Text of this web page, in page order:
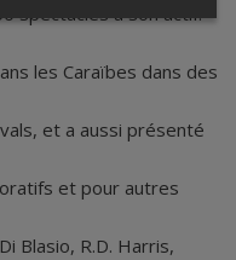
spectacles à son actif!
les Caraïbes dans des
et a aussi présenté
et pour autres
Blasio, R.D. Harris,